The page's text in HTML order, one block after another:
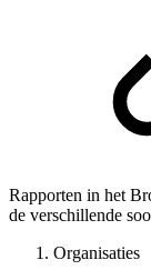
Rapporten in het
de verschillende
Organisaties